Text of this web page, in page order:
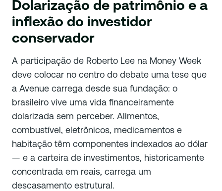
Dolarização de patrimônio e a
inflexão do investidor
conservador
A participação de Roberto Lee na Money Week
deve colocar no centro do debate uma tese que
a Avenue carrega desde sua fundação: o
brasileiro vive uma vida financeiramente
dolarizada sem perceber. Alimentos,
combustível, eletrônicos, medicamentos e
habitação têm componentes indexados ao dólar
— e a carteira de investimentos, historicamente
concentrada em reais, carrega um
descasamento estrutural.